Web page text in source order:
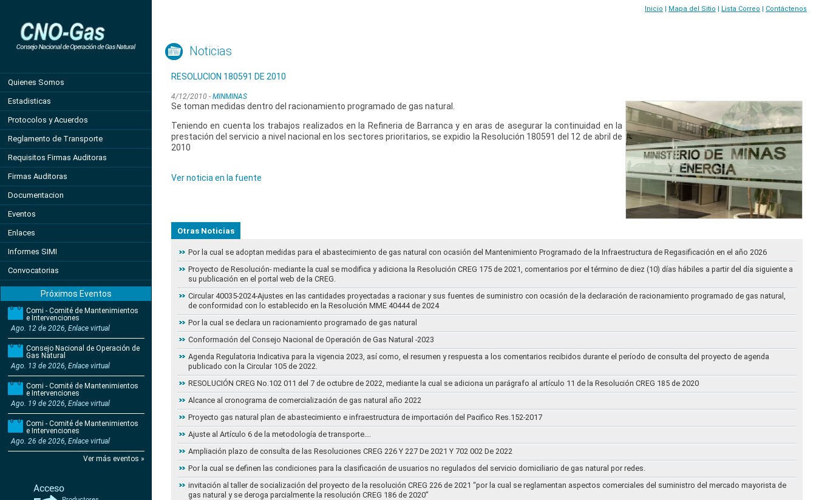
Quienes Somos
Estadisticas
Protocolos y Acuerdos
Reglamento de Transporte
Requisitos Firmas Auditoras
Firmas Auditoras
Documentacion
Eventos
Enlaces
Informes SIMI
Convocatorias
Próximos Eventos
Comi - Comité de Mantenimientos
e Intervenciones
Ago. 12 de 2026, Enlace virtual
Consejo Nacional de Operación de
Gas Natural
Ago. 13 de 2026, Enlace virtual
Comi - Comité de Mantenimientos
e Intervenciones
Ago. 19 de 2026, Enlace virtual
Comi - Comité de Mantenimientos
e Intervenciones
Ago. 26 de 2026, Enlace virtual
Ver más eventos »
Inicio | Mapa del Sitio | Lista Correo | Contáctenos
Noticias
RESOLUCION 180591 DE 2010
4/12/2010 - MINMINAS
Se toman medidas dentro del racionamiento programado de gas natural.
Teniendo en cuenta los trabajos realizados en la Refineria de Barranca y en aras de asegurar la continuidad en la
prestación del servicio a nivel nacional en los sectores prioritarios, se expidio la Resolución 180591 del 12 de abril de
2010
Ver noticia en la fuente
Otras Noticias
Por la cual se adoptan medidas para el abastecimiento de gas natural con ocasión del Mantenimiento Programado de la Infraestructura de Regasificación en el año 2026
Proyecto de Resolución- mediante la cual se modifica y adiciona la Resolución CREG 175 de 2021, comentarios por el término de diez (10) días hábiles a partir del día siguiente a
su publicación en el portal web de la CREG.
Circular 40035-2024-Ajustes en las cantidades proyectadas a racionar y sus fuentes de suministro con ocasión de la declaración de racionamiento programado de gas natural,
de conformidad con lo establecido en la Resolución MME 40444 de 2024
Por la cual se declara un racionamiento programado de gas natural
Conformación del Consejo Nacional de Operación de Gas Natural -2023
Agenda Regulatoria Indicativa para la vigencia 2023, así como, el resumen y respuesta a los comentarios recibidos durante el período de consulta del proyecto de agenda
publicado con la Circular 105 de 2022.
RESOLUCIÓN CREG No.102 011 del 7 de octubre de 2022, mediante la cual se adiciona un parágrafo al artículo 11 de la Resolución CREG 185 de 2020
Alcance al cronograma de comercialización de gas natural año 2022
Proyecto gas natural plan de abastecimiento e infraestructura de importación del Pacifico Res.152-2017
Ajuste al Artículo 6 de la metodología de transporte….
Ampliación plazo de consulta de las Resoluciones CREG 226 Y 227 De 2021 Y 702 002 De 2022
Por la cual se definen las condiciones para la clasificación de usuarios no regulados del servicio domiciliario de gas natural por redes.
invitación al taller de socialización del proyecto de la resolución CREG 226 de 2021 “por la cual se reglamentan aspectos comerciales del suministro del mercado mayorista de
gas natural y se deroga parcialmente la resolución CREG 186 de 2020”